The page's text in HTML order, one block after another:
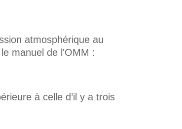
atmosphérique au
manuel de l'OMM :
à celle d’il y a trois